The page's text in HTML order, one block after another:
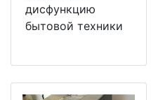
дисфункцию
бытовой техники